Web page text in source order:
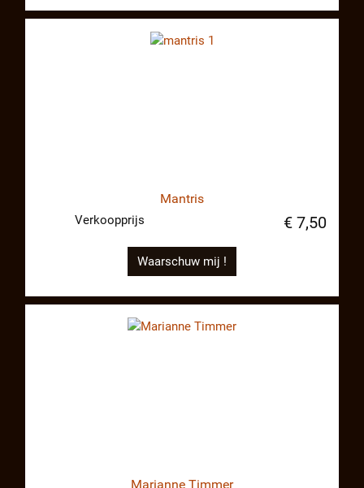
Mantris
Verkoopprijs € 7,50
Waarschuw mij !
Marianne Timmer